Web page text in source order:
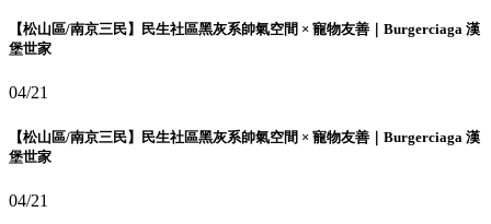
【松山區/南京三民】民生社區黑灰系帥氣空間 × 寵物友善｜Burgerciaga 漢
堡世家
04/21
【松山區/南京三民】民生社區黑灰系帥氣空間 × 寵物友善｜Burgerciaga 漢
堡世家
04/21